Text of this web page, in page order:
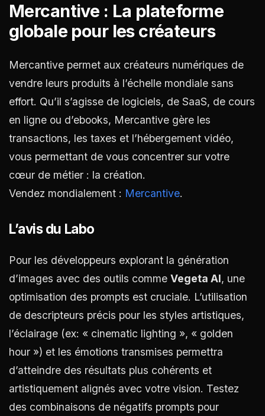
Mercantive : La plateforme
globale pour les créateurs
Mercantive permet aux créateurs numériques de
vendre leurs produits à l’échelle mondiale sans
effort. Qu’il s’agisse de logiciels, de SaaS, de cours
en ligne ou d’ebooks, Mercantive gère les
transactions, les taxes et l’hébergement vidéo,
vous permettant de vous concentrer sur votre
cœur de métier : la création.
Vendez mondialement : Mercantive.
L’avis du Labo
Pour les développeurs explorant la génération
d’images avec des outils comme Vegeta AI, une
optimisation des prompts est cruciale. L’utilisation
de descripteurs précis pour les styles artistiques,
l’éclairage (ex: « cinematic lighting », « golden
hour ») et les émotions transmises permettra
d’atteindre des résultats plus cohérents et
artistiquement alignés avec votre vision. Testez
des combinaisons de négatifs prompts pour